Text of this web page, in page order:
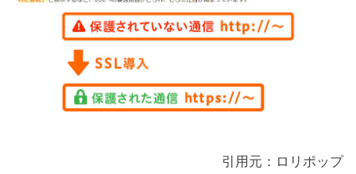
引用元：ロリポップ